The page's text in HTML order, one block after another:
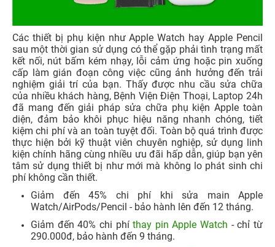
Các thiết bị phụ kiện như Apple Watch hay Apple Pencil
sau một thời gian sử dụng có thể gặp phải tình trạng mất
kết nối, nút bấm kém nhạy, lỗi cảm ứng hoặc pin xuống
cấp làm gián đoạn công việc cũng ảnh hưởng đến trải
nghiệm giải trí của bạn. Thấy được nhu cầu sửa chữa
của nhiều khách hàng, Bệnh Viện Điện Thoại, Laptop 24h
đã mang đến giải pháp sửa chữa phụ kiện Apple toàn
diện, đảm bảo khôi phục hiệu năng nhanh chóng, tiết
kiệm chi phí và an toàn tuyệt đối. Toàn bộ quá trình được
thực hiện bởi kỹ thuật viên chuyên nghiệp, sử dụng linh
kiện chính hãng cùng nhiều ưu đãi hấp dẫn, giúp bạn yên
tâm sử dụng thiết bị như mới mà không lo phát sinh chi
phí không cần thiết.
Giảm đến 45% chi phí khi sửa main Apple
Watch/AirPods/Pencil - bảo hành lên đến 12 tháng.
Giảm đến 40% chi phíthay pin Apple Watch - chỉ từ
290.000đ, bảo hành đến 9 tháng.​